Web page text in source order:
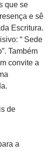
que se
e sê
Escritura.
“ Sede
Também
convite a
de
a